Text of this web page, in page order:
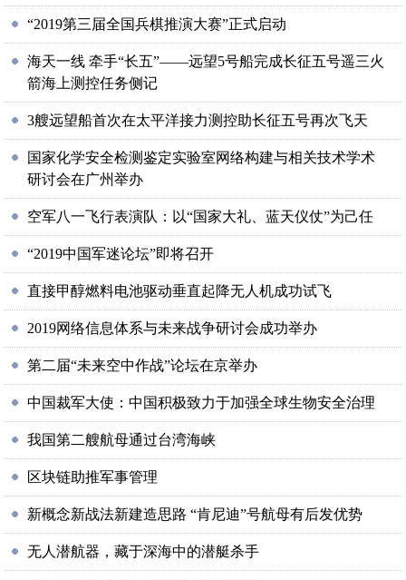
“2019第三届全国兵棋推演大赛”正式启动
海天一线 牵手“长五”——远望5号船完成长征五号遥三火
箭海上测控任务侧记
3艘远望船首次在太平洋接力测控助长征五号再次飞天
国家化学安全检测鉴定实验室网络构建与相关技术学术
研讨会在广州举办
空军八一飞行表演队：以“国家大礼、蓝天仪仗”为己任
“2019中国军迷论坛”即将召开
直接甲醇燃料电池驱动垂直起降无人机成功试飞
2019网络信息体系与未来战争研讨会成功举办
第二届“未来空中作战”论坛在京举办
中国裁军大使：中国积极致力于加强全球生物安全治理
我国第二艘航母通过台湾海峡
区块链助推军事管理
新概念新战法新建造思路 “肯尼迪”号航母有后发优势
无人潜航器，藏于深海中的潜艇杀手